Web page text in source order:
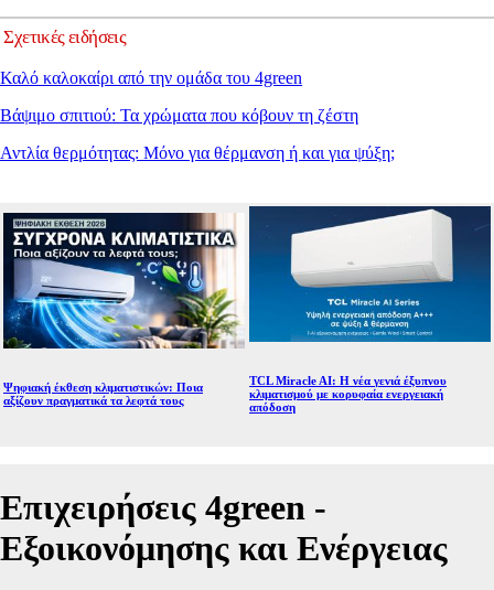
Σχετικές ειδήσεις
Καλό καλοκαίρι από την ομάδα του 4green
Βάψιμο σπιτιού: Τα χρώματα που κόβουν τη ζέστη
Αντλία θερμότητας: Μόνο για θέρμανση ή και για ψύξη;
Ψηφιακή έκθεση κλιματιστικών: Ποια
αξίζουν πραγματικά τα λεφτά τους
TCL Miracle AI: Η νέα γενιά έξυπνου
κλιματισμού με κορυφαία ενεργειακή
απόδοση